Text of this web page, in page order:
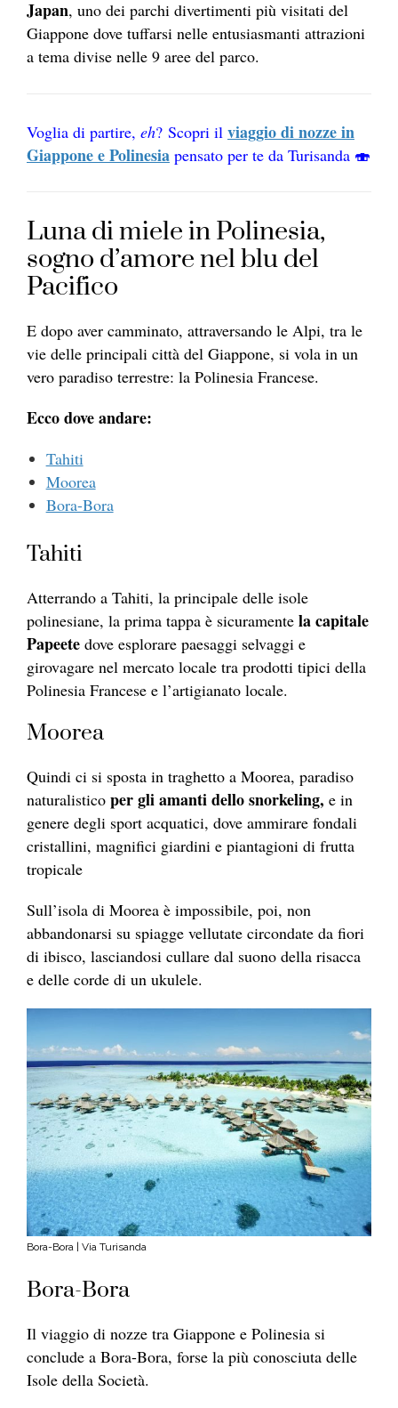
Japan, uno dei parchi divertimenti più visitati del
Giappone dove tuffarsi nelle entusiasmanti attrazioni
a tema divise nelle 9 aree del parco.
Voglia di partire, eh? Scopri il viaggio di nozze in
Giappone e Polinesia pensato per te da Turisanda 🍣
Luna di miele in Polinesia,
sogno d’amore nel blu del
Pacifico
E dopo aver camminato, attraversando le Alpi, tra le
vie delle principali città del Giappone, si vola in un
vero paradiso terrestre: la Polinesia Francese.
Ecco dove andare:
Tahiti
Moorea
Bora-Bora
Tahiti
Atterrando a Tahiti, la principale delle isole
polinesiane, la prima tappa è sicuramente la capitale
Papeete dove esplorare paesaggi selvaggi e
girovagare nel mercato locale tra prodotti tipici della
Polinesia Francese e l’artigianato locale.
Moorea
Quindi ci si sposta in traghetto a Moorea, paradiso
naturalistico per gli amanti dello snorkeling, e in
genere degli sport acquatici, dove ammirare fondali
cristallini, magnifici giardini e piantagioni di frutta
tropicale
Sull’isola di Moorea è impossibile, poi, non
abbandonarsi su spiagge vellutate circondate da fiori
di ibisco, lasciandosi cullare dal suono della risacca
e delle corde di un ukulele.
Bora-Bora | Via Turisanda
Bora-Bora
Il viaggio di nozze tra Giappone e Polinesia si
conclude a Bora-Bora, forse la più conosciuta delle
Isole della Società.